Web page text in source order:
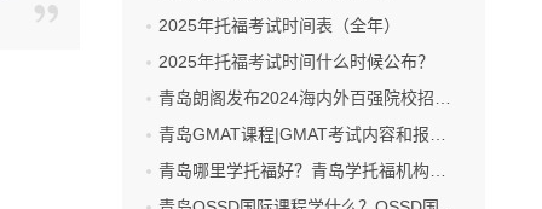
2025年托福考试时间表（全年）
2025年托福考试时间什么时候公布？
青岛朗阁发布2024海内外百强院校招生面试会
青岛GMAT课程|GMAT考试内容和报名费用全介绍，怎么报名GMAT考试呢？
青岛哪里学托福好？青岛学托福机构费用